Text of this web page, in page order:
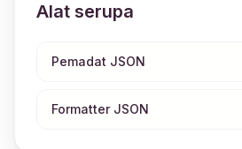
Alat serupa
Pemadat JSON
Formatter JSON